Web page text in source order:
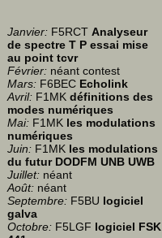
Janvier: F5RCTAnalyseur
de spectre T P essai mise
au point tcvr
Février: néant contest
Mars: F6BEC Echolink
Avril: F1MKdéfinitions des
modes numériques
Mai: F1MK les modulations
numériques
Juin: F1MK les modulations
du futur DODFM UNB UWB
Juillet: néant
Août: néant
Septembre: F5BU logiciel
galva
Octobre: F5LGF logiciel FSK